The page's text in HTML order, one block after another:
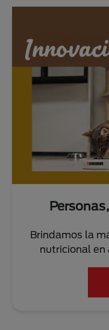
Brindamos la
nutricional en